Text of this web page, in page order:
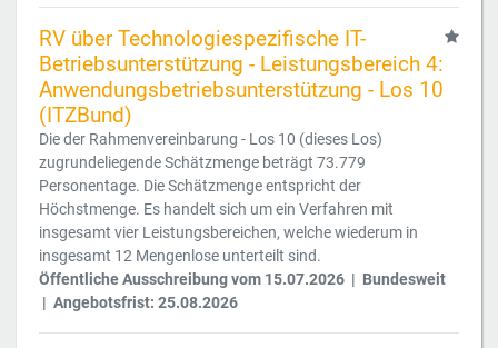
RV über Technologiespezifische IT-
Betriebsunterstützung - Leistungsbereich 4:
Anwendungsbetriebsunterstützung - Los 10
(ITZBund)
Die der Rahmenvereinbarung - Los 10 (dieses Los)
zugrundeliegende Schätzmenge beträgt 73.779
Personentage. Die Schätzmenge entspricht der
Höchstmenge. Es handelt sich um ein Verfahren mit
insgesamt vier Leistungsbereichen, welche wiederum in
insgesamt 12 Mengenlose unterteilt sind.
Öffentliche Ausschreibung vom 15.07.2026 | Bundesweit
| Angebotsfrist: 25.08.2026